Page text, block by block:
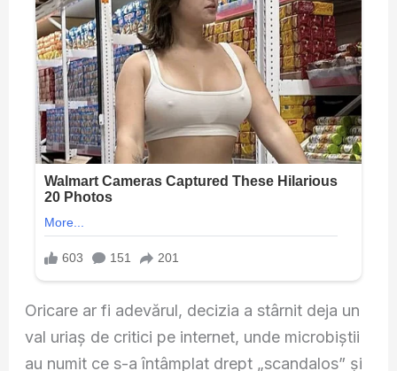
Oricare ar fi adevărul, decizia a stârnit deja un
val uriaș de critici pe internet, unde microbiștii
au numit ce s-a întâmplat drept „scandalos” și